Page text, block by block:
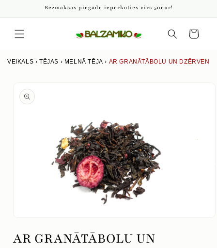
saturu
Bezmaksas piegāde iepērkoties virs 50eur!
grozs
VEIKALS ›TĒJAS › MELNĀ TĒJA › AR GRANĀTĀBOLU UN
produkta
informāciju
1
modālajā
AR GRANĀTĀBOLU UN